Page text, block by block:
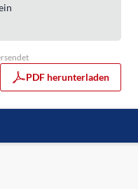
PDF herunterladen